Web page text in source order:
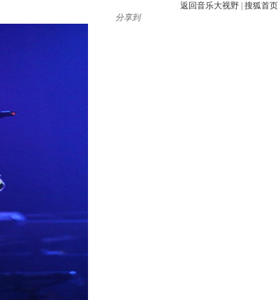
返回音乐大视野 搜狐首页
分享到